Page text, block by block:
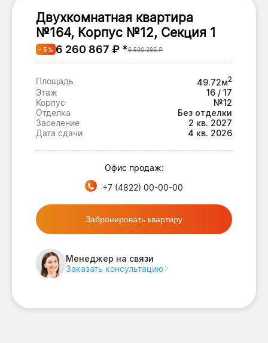
Двухкомнатная квартира
№164, Корпус №12, Секция 1
- 5 % 6 260 867 ₽ *6 590 386 ₽
Площадь 49.72м2
Этаж
16 / 17
Корпус
№12
Отделка
Без отделки
Заселение
2 кв. 2027
Дата сдачи
4 кв. 2026
Офис продаж:
+7 (4822) 00-00-00
Забронировать квартиру
Менеджер на связи
Заказать консультацию